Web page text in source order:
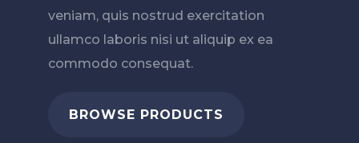
veniam, quis nostrud exercitation
ullamco laboris nisi ut aliquip ex ea
commodo consequat.
BROWSE PRODUCTS